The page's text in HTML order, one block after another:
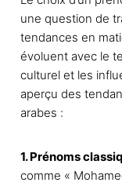
une question de
tendances en
évoluent avec le
culturel et les
aperçu des
arabes :
1. Prénoms
comme «